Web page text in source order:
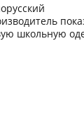
школьную